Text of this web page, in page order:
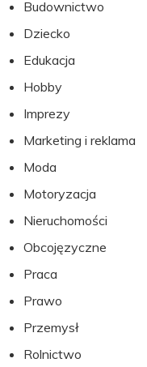
Budownictwo
Dziecko
Edukacja
Hobby
Imprezy
Marketing i reklama
Moda
Motoryzacja
Nieruchomości
Obcojęzyczne
Praca
Prawo
Przemysł
Rolnictwo